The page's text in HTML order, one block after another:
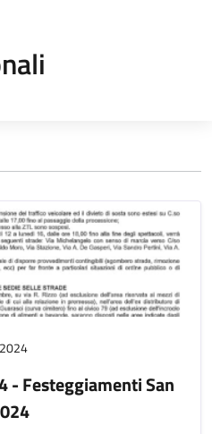
- Festeggiamenti San